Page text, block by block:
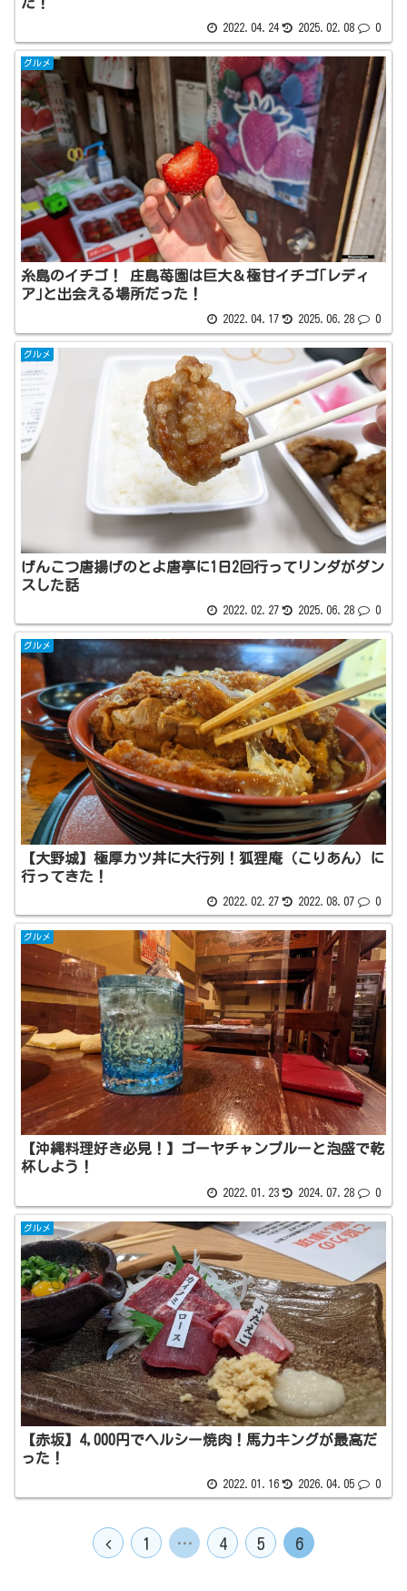
2022.04.24 2025.02.08 0
グルメ
糸島のイチゴ！ 庄島苺園は巨大＆極甘イチゴ｢レディ
ア｣と出会える場所だった！
2022.04.17 2025.06.28 0
グルメ
げんこつ唐揚げのとよ唐亭に1日2回行ってリンダがダン
スした話
2022.02.27 2025.06.28 0
グルメ
【大野城】極厚カツ丼に大行列！狐狸庵（こりあん）に
行ってきた！
2022.02.27 2022.08.07 0
グルメ
【沖縄料理好き必見！】ゴーヤチャンプルーと泡盛で乾
杯しよう！
2022.01.23 2024.07.28 0
グルメ
【赤坂】4,000円でヘルシー焼肉！馬力キングが最高だ
った！
2022.01.16 2026.04.05 0
1 … 4 5 6